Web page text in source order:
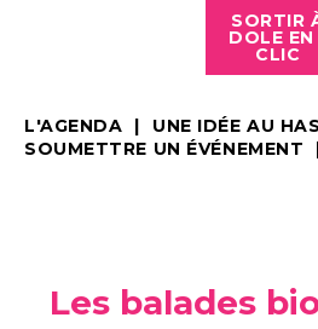
SORTIR
DOLE EN
CLIC
L'AGENDA
UNE IDÉE AU
SOUMETTRE UN ÉVÉNEMENT
Les balades